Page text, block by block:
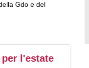
Gdo e del
l'estate